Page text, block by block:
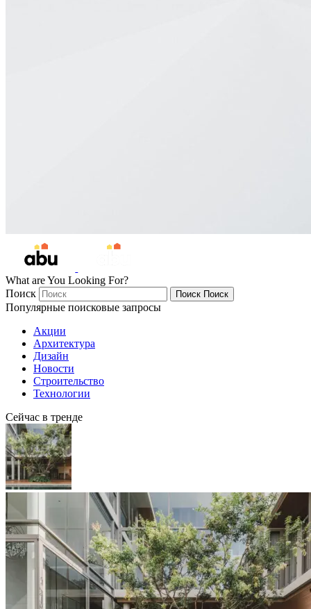
What are You Looking For?
Поиск
Поиск Поиск
Популярные поисковые запросы
Акции
Архитектура
Дизайн
Новости
Строительство
Технологии
Сейчас в тренде